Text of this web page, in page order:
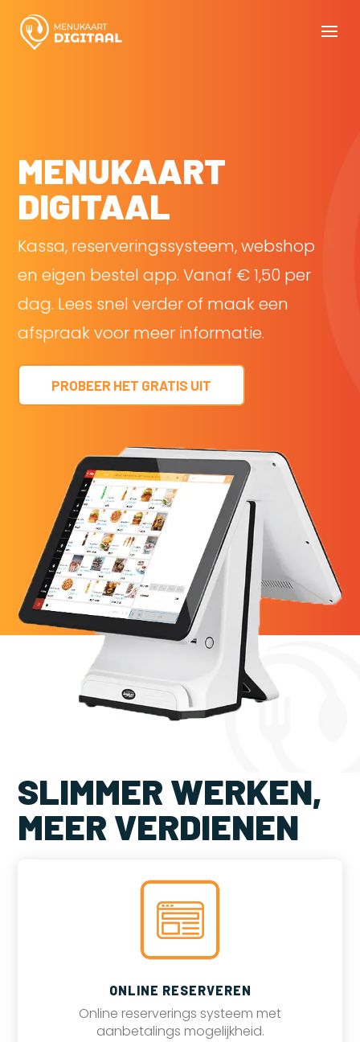
MENUKAART
DIGITAAL
Kassa, reserveringssysteem, webshop
en eigen bestel app. Vanaf € 1,50 per
dag. Lees snel verder of maak een
afspraak voor meer informatie.
PROBEER HET GRATIS UIT
SLIMMER WERKEN,
MEER VERDIENEN
ONLINE RESERVEREN
Online reserverings systeem met
aanbetalings mogelijkheid.